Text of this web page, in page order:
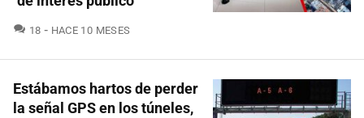
18 COMENTARIOS
HACE 10 MESES
Estábamos hartos de perder
la señal GPS en los túneles,